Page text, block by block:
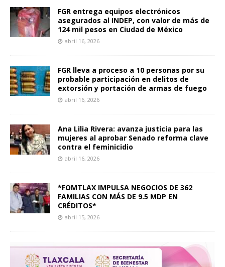
FGR entrega equipos electrónicos
asegurados al INDEP, con valor de más de
124 mil pesos en Ciudad de México
abril 16, 2026
FGR lleva a proceso a 10 personas por su
probable participación en delitos de
extorsión y portación de armas de fuego
abril 16, 2026
Ana Lilia Rivera: avanza justicia para las
mujeres al aprobar Senado reforma clave
contra el feminicidio
abril 16, 2026
*FOMTLAX IMPULSA NEGOCIOS DE 362
FAMILIAS CON MÁS DE 9.5 MDP EN
CRÉDITOS*
abril 15, 2026